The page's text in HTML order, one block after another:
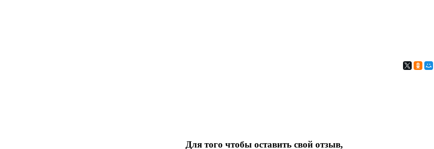
Для того чтобы оставить свой отзыв,